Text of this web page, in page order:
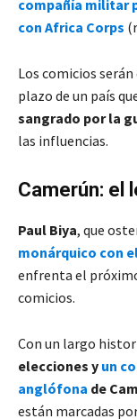
compañía militar
con Africa Corps
Los comicios
plazo de un país
sangrado por la
las influencias.
Camerún: el
Paul Biya, que
monárquico con
enfrenta el
comicios.
Con un largo
elecciones y un
anglófona de
están marcadas